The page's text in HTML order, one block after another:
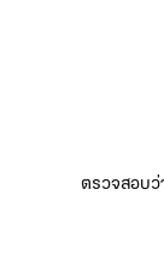
ตรวจสอบว่